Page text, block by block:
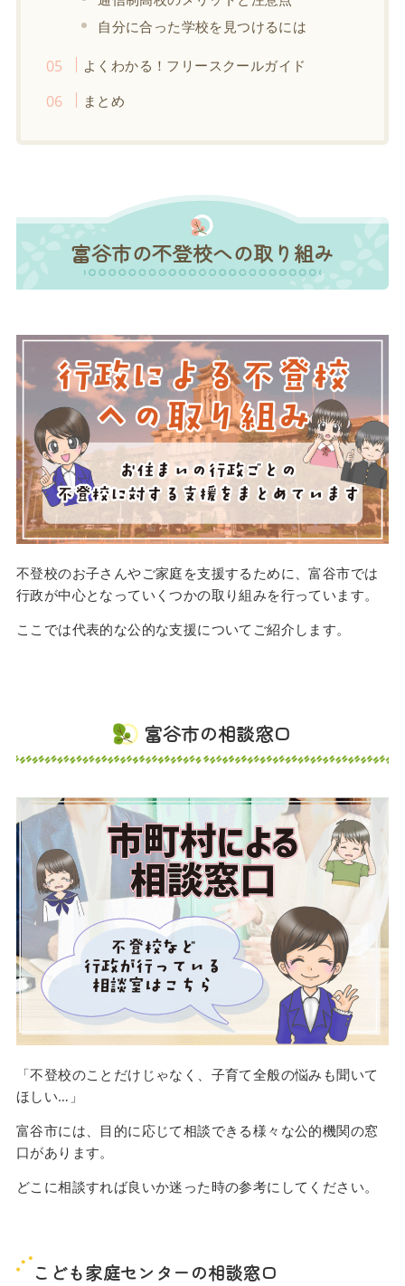
自分に合った学校を見つけるには
よくわかる！フリースクールガイド
まとめ
富谷市の不登校への取り組み
不登校のお子さんやご家庭を支援するために、富谷市では
行政が中心となっていくつかの取り組みを行っています。
ここでは代表的な公的な支援についてご紹介します。
富谷市の相談窓口
「不登校のことだけじゃなく、子育て全般の悩みも聞いて
ほしい…」
富谷市には、目的に応じて相談できる様々な公的機関の窓
口があります。
どこに相談すれば良いか迷った時の参考にしてください。
こども家庭センターの相談窓口